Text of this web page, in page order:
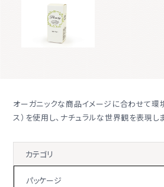
オーガニックな商品イメージに合わせて環
ス）を使用し、ナチュラルな世界観を表現し
カテゴリ
パッケージ